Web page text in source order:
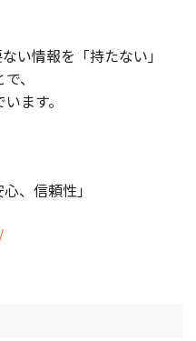
い情報を「持たない」
、
ます。
、信頼性」